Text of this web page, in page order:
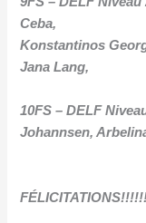
Ceba,
Konstantinos
Jana Lang,
10FS – DELF
Johannsen,